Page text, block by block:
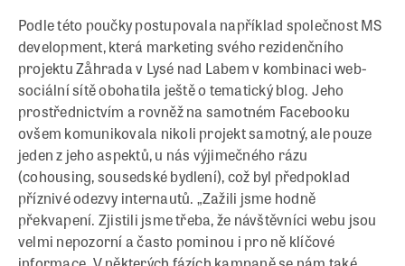
Podle této poučky postupovala například společnost MS
development, která marketing svého rezidenčního
projektu Zåhrada v Lysé nad Labem v kombinaci web-
sociální sítě obohatila ještě o tematický blog. Jeho
prostřednictvím a rovněž na samotném Facebooku
ovšem komunikovala nikoli projekt samotný, ale pouze
jeden z jeho aspektů, u nás výjimečného rázu
(cohousing, sousedské bydlení), což byl předpoklad
příznivé odezvy internautů. „Zažili jsme hodně
překvapení. Zjistili jsme třeba, že návštěvníci webu jsou
velmi nepozorní a často pominou i pro ně klíčové